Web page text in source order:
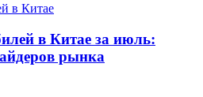
в Китае за июль:
рынка